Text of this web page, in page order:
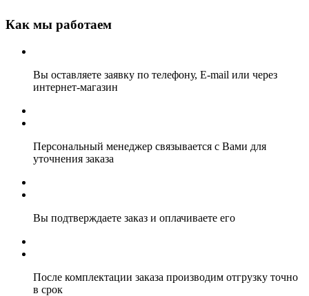
Как мы работаем
Вы оставляете заявку по телефону, E-mail или через
интернет-магазин
Персональный менеджер связывается с Вами для
уточнения заказа
Вы подтверждаете заказ и оплачиваете его
После комплектации заказа производим отгрузку точно
в срок